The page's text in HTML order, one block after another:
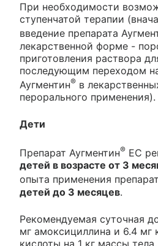
При необходимости
ступенчатой терапии
введение препарата
лекарственной форме -
приготовления раствора
последующим переходом
Аугментин® в
перорального применения).
Дети
Препарат Аугментин® ЕС
детей в возрасте от 3
опыта применения
детей до 3 месяцев.
Рекомендуемая суточная
мг амоксициллина и 6.4 мг
кислоты на 1 кг массы